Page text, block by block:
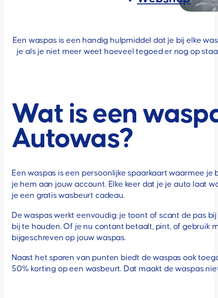
Een waspas is een handig hulpmiddel dat je bij elke
je als je niet meer weet hoeveel tegoed er nog op
Wat is een
Autowas?
Een waspas is een persoonlijke spaarkaart waarmee
je hem aan jouw account. Elke keer dat je je auto laat
je een gratis wasbeurt cadeau.
De waspas werkt eenvoudig: je toont of scant de pas
bij te houden. Of je nu contant betaalt, pint, of gebruik
bijgeschreven op jouw waspas.
Naast het sparen van punten biedt de waspas ook
50% korting op een wasbeurt. Dat maakt de waspas